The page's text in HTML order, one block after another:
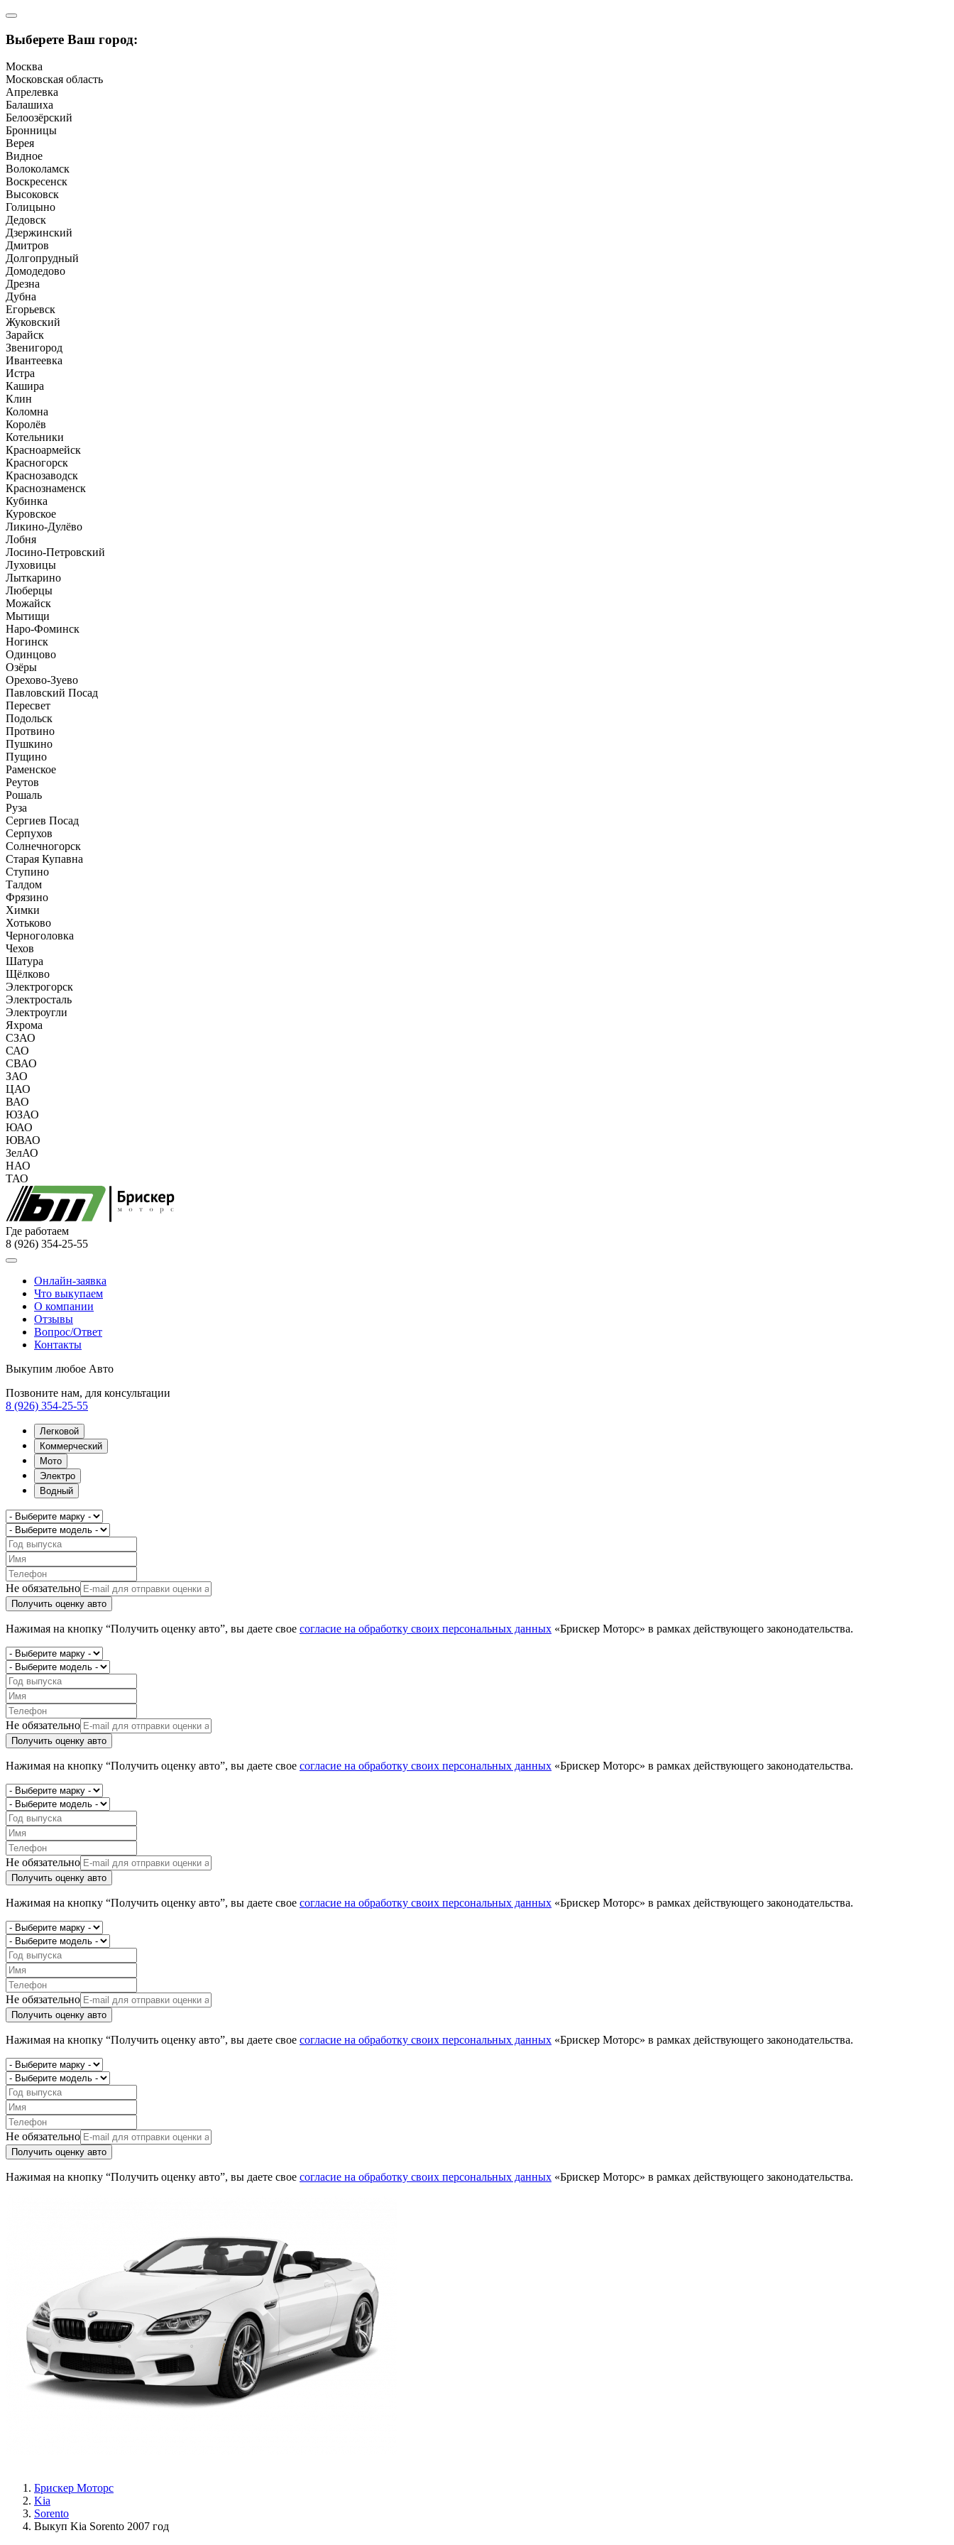
Выберете Ваш город:
Москва
Московская область
Апрелевка
Балашиха
Белоозёрский
Бронницы
Верея
Видное
Волоколамск
Воскресенск
Высоковск
Голицыно
Дедовск
Дзержинский
Дмитров
Долгопрудный
Домодедово
Дрезна
Дубна
Егорьевск
Жуковский
Зарайск
Звенигород
Ивантеевка
Истра
Кашира
Клин
Коломна
Королёв
Котельники
Красноармейск
Красногорск
Краснозаводск
Краснознаменск
Кубинка
Куровское
Ликино-Дулёво
Лобня
Лосино-Петровский
Луховицы
Лыткарино
Люберцы
Можайск
Мытищи
Наро-Фоминск
Ногинск
Одинцово
Озёры
Орехово-Зуево
Павловский Посад
Пересвет
Подольск
Протвино
Пушкино
Пущино
Раменское
Реутов
Рошаль
Руза
Сергиев Посад
Серпухов
Солнечногорск
Старая Купавна
Ступино
Талдом
Фрязино
Химки
Хотьково
Черноголовка
Чехов
Шатура
Щёлково
Электрогорск
Электросталь
Электроугли
Яхрома
СЗАО
САО
СВАО
ЗАО
ЦАО
ВАО
ЮЗАО
ЮАО
ЮВАО
ЗелАО
НАО
ТАО
Где работаем
8 (926) 354-25-55
Онлайн-заявка
Что выкупаем
О компании
Отзывы
Вопрос/Ответ
Контакты
Выкупим любое Авто
Позвоните нам, для консультации
8 (926) 354-25-55
Легковой
Коммерческий
Мото
Электро
Водный
Не обязательно
Получить оценку авто
Нажимая на кнопку “Получить оценку авто”, вы даете свое согласие на обработку своих персональных данных «Брискер Моторс» в рамках действующего законодательства.
Не обязательно
Получить оценку авто
Нажимая на кнопку “Получить оценку авто”, вы даете свое согласие на обработку своих персональных данных «Брискер Моторс» в рамках действующего законодательства.
Не обязательно
Получить оценку авто
Нажимая на кнопку “Получить оценку авто”, вы даете свое согласие на обработку своих персональных данных «Брискер Моторс» в рамках действующего законодательства.
Не обязательно
Получить оценку авто
Нажимая на кнопку “Получить оценку авто”, вы даете свое согласие на обработку своих персональных данных «Брискер Моторс» в рамках действующего законодательства.
Не обязательно
Получить оценку авто
Нажимая на кнопку “Получить оценку авто”, вы даете свое согласие на обработку своих персональных данных «Брискер Моторс» в рамках действующего законодательства.
Брискер Моторс
Kia
Sorento
Выкуп Kia Sorento 2007 год